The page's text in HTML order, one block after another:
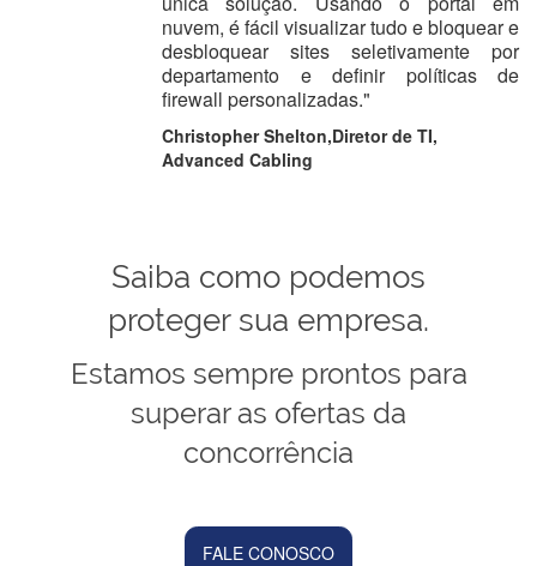
nuvem, é fácil visualizar tudo e bloquear e
desbloquear sites seletivamente por
departamento e definir políticas de
firewall personalizadas."
Christopher Shelton,Diretor de TI,
Advanced Cabling
Saiba como podemos
proteger sua empresa.
Estamos sempre prontos para
superar as ofertas da
concorrência
FALE CONOSCO